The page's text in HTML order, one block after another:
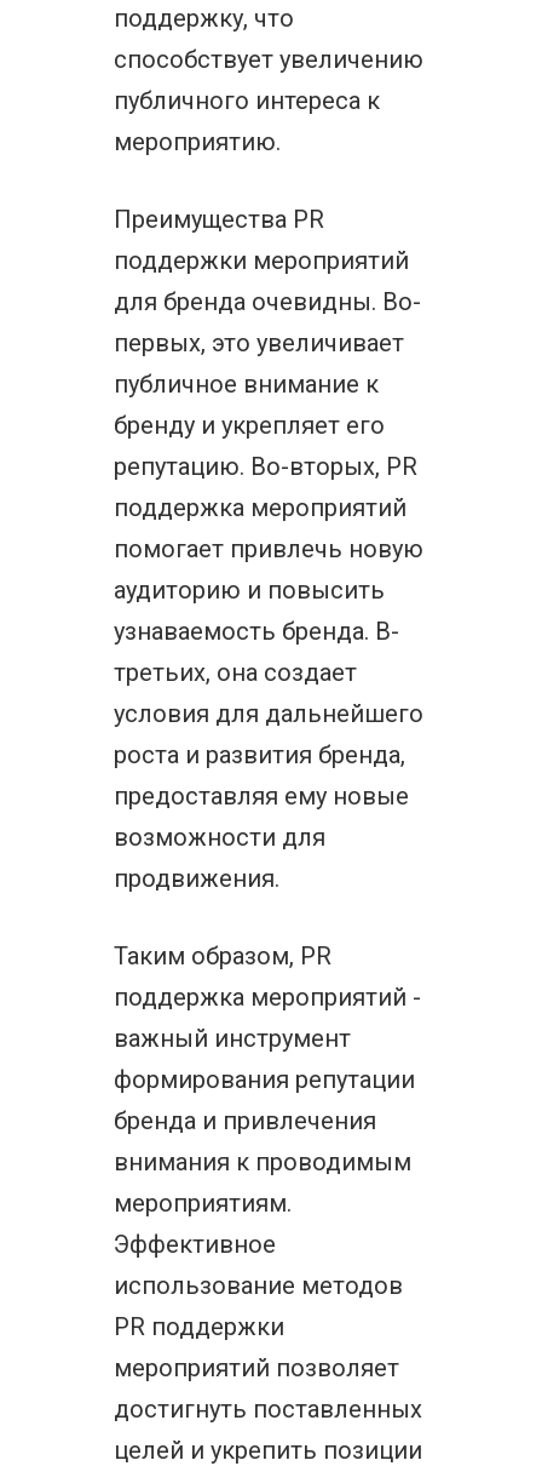
поддержку, что
способствует увеличению
публичного интереса к
мероприятию.
Преимущества PR
поддержки мероприятий
для бренда очевидны. Во-
первых, это увеличивает
публичное внимание к
бренду и укрепляет его
репутацию. Во-вторых, PR
поддержка мероприятий
помогает привлечь новую
аудиторию и повысить
узнаваемость бренда. В-
третьих, она создает
условия для дальнейшего
роста и развития бренда,
предоставляя ему новые
возможности для
продвижения.
Таким образом, PR
поддержка мероприятий -
важный инструмент
формирования репутации
бренда и привлечения
внимания к проводимым
мероприятиям.
Эффективное
использование методов
PR поддержки
мероприятий позволяет
достигнуть поставленных
целей и укрепить позиции